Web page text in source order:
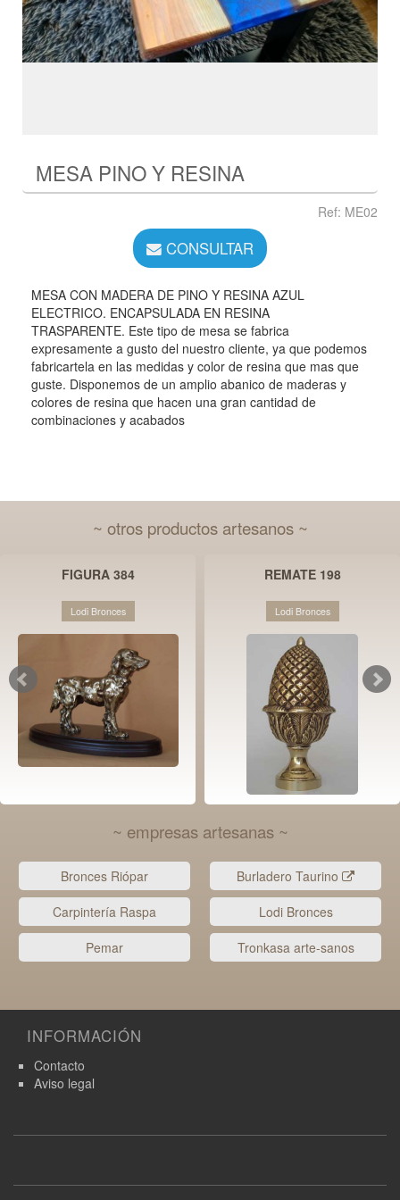
MESA PINO Y RESINA
Ref: ME02
CONSULTAR
MESA CON MADERA DE PINO Y RESINA AZUL
ELECTRICO. ENCAPSULADA EN RESINA
TRASPARENTE. Este tipo de mesa se fabrica
expresamente a gusto del nuestro cliente, ya que podemos
fabricartela en las medidas y color de resina que mas que
guste. Disponemos de un amplio abanico de maderas y
colores de resina que hacen una gran cantidad de
combinaciones y acabados
~ otros productos artesanos ~
FIGURA 384
Lodi Bronces
REMATE 198
Lodi Bronces
~ empresas artesanas ~
Bronces Riópar
Burladero Taurino
Carpintería Raspa
Lodi Bronces
Pemar
Tronkasa arte-sanos
INFORMACIÓN
Contacto
Aviso legal